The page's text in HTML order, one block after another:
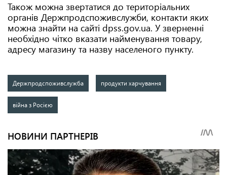
Також можна звертатися до територіальних
органів Держпродспоживслужби, контакти яких
можна знайти на сайті dpss.gov.ua. У зверненні
необхідно чітко вказати найменування товару,
адресу магазину та назву населеного пункту.
Держпродспоживслужба продукти харчування
війна з Росією